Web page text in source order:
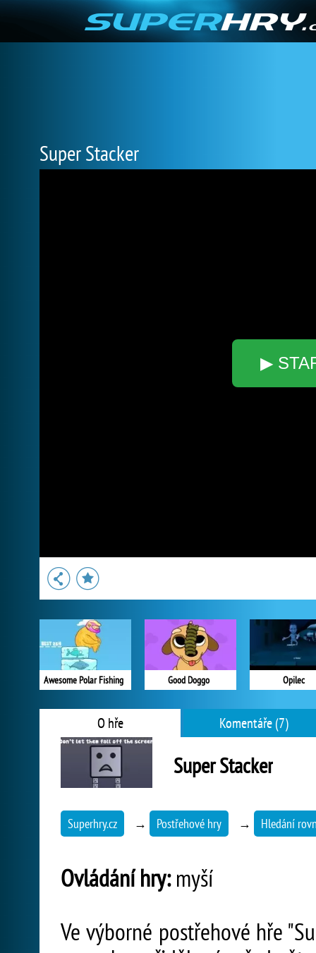
Super Stacker
▶
Awesome Polar Fishing Good Doggo Opilec
O hře Komentáře (7)
Super Stacker
Superhry.cz → Postřehové hry → Hledání
Ovládání hry:myší
Ve výborné postřehové hře